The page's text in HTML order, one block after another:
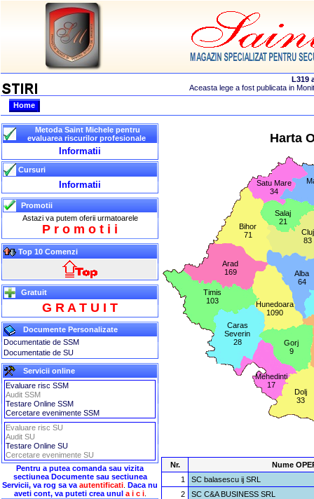
Home
Metoda Saint Michele pentru
evaluarea riscurilor profesionale
Informatii
Cursuri
Informatii
Promotii
Astazi va putem oferii urmatoarele
P r o m o t i i
Top 10 Comenzi
Gratuit
G R A T U I T
Documente Personalizate
Documentatie de SSM
Documentatie de SU
Servicii online
Evaluare risc SSM
Audit SSM
Testare Online SSM
Cercetare evenimente SSM
Evaluare risc SU
Audit SU
Testare Online SU
Cercetare evenimente SU
Pentru a putea comanda sau vizita
sectiunea Documente sau sectiunea
Servicii, va rog sa va autentificati Daca nu
aveti cont, va puteti crea unul a i c i.
Harta
Alba
64
Arad
169
Bihor
71
Caras
Severin
28
Cluj
83
Dolj
33
Gorj
9
Hunedoara
1090
Mehedinti
17
Satu Mare
34
Salaj
21
Timis
103
Nr.
Nume
1
SC balasescu ij SRL
2
SC C&A BUSINESS SRL